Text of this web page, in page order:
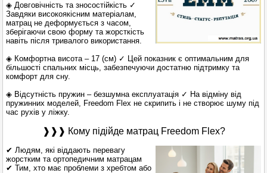
◈ Довговічність та зносостійкість ✓
Завдяки високоякісним матеріалам,
матрац не деформується з часом,
зберігаючи свою форму та жорсткість
навіть після тривалого використання.
◈ Комфортна висота – 17 (см) ✓ Цей показник є оптимальним для
більшості спальних місць, забезпечуючи достатню підтримку та
комфорт для сну.
◈ Відсутність пружин – безшумна експлуатація ✓ На відміну від
пружинних моделей, Freedom Flex не скрипить і не створює шуму під
час рухів у ліжку.
❱❱❱ Кому підійде матрац Freedom Flex?
✔ Людям, які віддають перевагу
жорстким та ортопедичним матрацам
✔ Тим, хто має проблеми з хребтом або